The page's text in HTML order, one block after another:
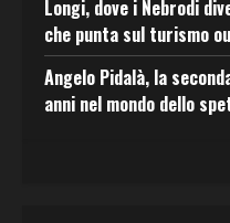
Longi, dove i Nebrodi
che punta sul turismo
Angelo Pidalà, la
anni nel mondo dello